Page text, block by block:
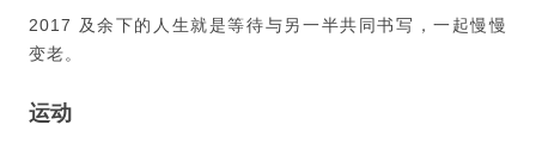
2017 及余下的人生就是等待与另一半共同书写，一起慢慢
变老。
运动